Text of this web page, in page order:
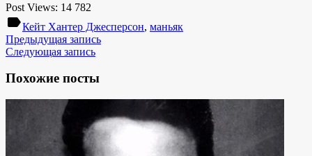
Post Views: 14 782
labelКейт Хантер Джесперсон, маньяк
Предыдущая запись
Следующая запись
Похожие посты